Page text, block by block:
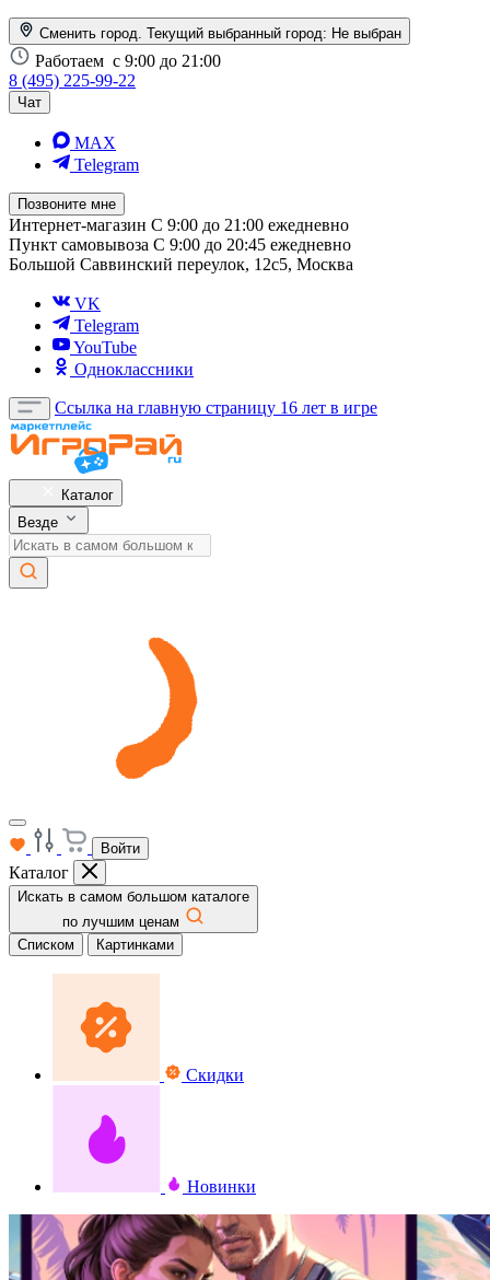
Сменить город. Текущий выбранный город: Не выбран
Работаем с 9:00 до 21:00
8 (495) 225-99-22
Чат
MAX
Telegram
Позвоните мне
Интернет-магазин С 9:00 до 21:00 ежедневно
Пункт самовывоза С 9:00 до 20:45 ежедневно
Большой Саввинский переулок, 12с5, Москва
VK
Telegram
YouTube
Одноклассники
Ссылка на главную страницу 16 лет в игре
Каталог
Везде
Войти
Каталог
Искать в самом большом каталоге
по лучшим ценам
Списком
Картинками
Скидки
Новинки